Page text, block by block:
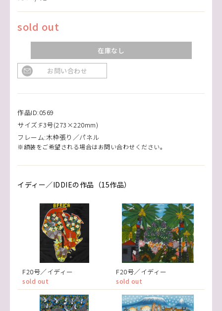
sold out
在庫なし
お問い合わせ
作品ID:0569
サイズ:F3号(273×220mm)
フレーム:木枠張り／パネル
※額装をご希望される場合はお問い合わせください。
イディー／IDDIEの作品（15作品）
F20号／イディー
sold out
F20号／イディー
sold out